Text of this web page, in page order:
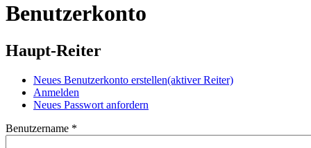
Benutzerkonto
Haupt-Reiter
Neues Benutzerkonto erstellen(aktiver Reiter)
Anmelden
Neues Passwort anfordern
Benutzername *